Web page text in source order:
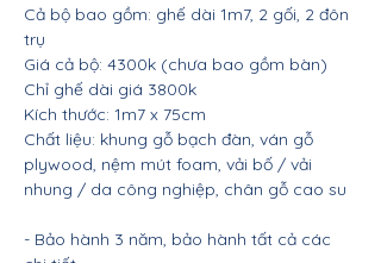
Cả bộ bao gồm: ghế dài 1m7, 2 gối, 2 đôn
trụ
Giá cả bộ: 4300k (chưa bao gồm bàn)
Chỉ ghế dài giá 3800k
Kích thước: 1m7 x 75cm
Chất liệu: khung gỗ bạch đàn, ván gỗ
plywood, nệm mút foam, vải bố / vải
nhung / da công nghiệp, chân gỗ cao su
- Bảo hành 3 năm, bảo hành tất cả các